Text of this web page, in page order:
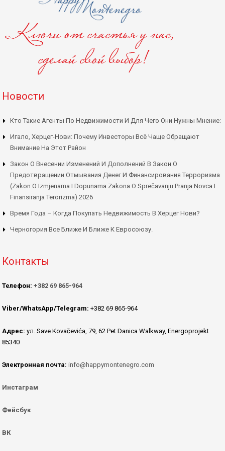
Новости
Кто Такие Агенты По Недвижимости И Для Чего Они Нужны Мнение:
Игало, Херцег-Нови: Почему Инвесторы Всё Чаще Обращают
Внимание На Этот Район
Закон О Внесении Изменений И Дополнений В Закон О
Предотвращении Отмывания Денег И Финансирования Терроризма
(Zakon O Izmjenama I Dopunama Zakona O Sprečavanju Pranja Novca I
Finansiranja Terorizma) 2026
Время Года – Когда Покупать Недвижимость В Херцег Нови?
Черногория Все Ближе И Ближе К Евросоюзу.
Контакты
Телефон: +382 69 865-964
Viber/WhatsApp/Telegram: +382 69 865-964
Адрес: ул. Save Kovačevića, 79, 62 Pet Danica Walkway, Energoprojekt
85340
Электронная почта: info@happymontenegro.com
Инстаграм
Фейсбук
ВК